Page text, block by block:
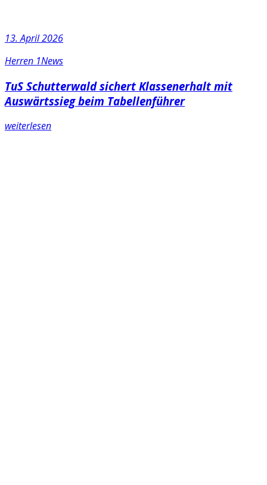
13. April 2026
Herren 1News
TuS Schutterwald sichert Klassenerhalt mit
Auswärtssieg beim Tabellenführer
weiterlesen